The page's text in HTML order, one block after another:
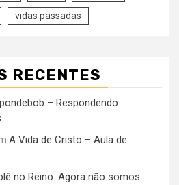
vidas passadas
RECENTES
– Respondendo
A Vida de Cristo – Aula de
no Reino: Agora não somos